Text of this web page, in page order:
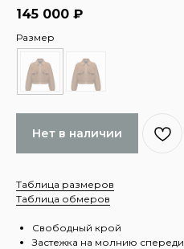
145 000 ₽
Размер
Нет в наличии
Таблица размеров
Таблица обмеров
Свободный крой
Застежка на молнию спереди